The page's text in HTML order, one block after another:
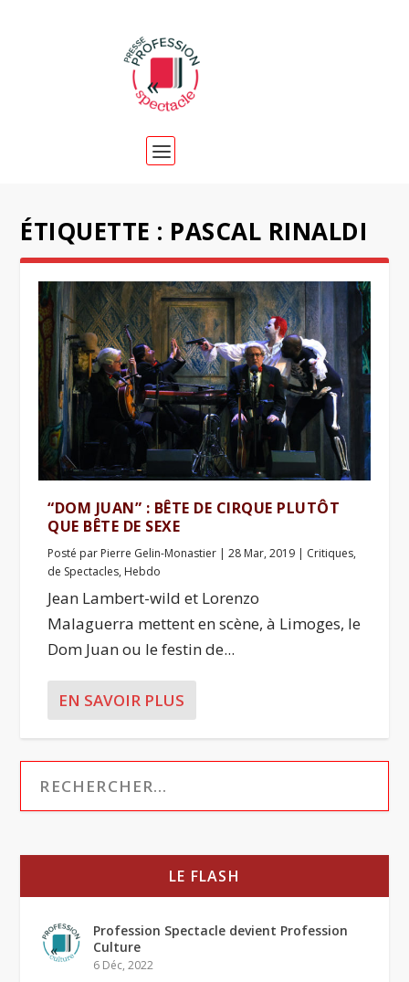
ÉTIQUETTE : PASCAL RINALDI
“DOM JUAN” : BÊTE DE CIRQUE PLUTÔT
QUE BÊTE DE SEXE
Posté par Pierre Gelin-Monastier |28 Mar, 2019 | Critiques,
de Spectacles, Hebdo
Jean Lambert-wild et Lorenzo
Malaguerra mettent en scène, à Limoges, le
Dom Juan ou le festin de...
EN SAVOIR PLUS
LE FLASH
Profession Spectacle devient Profession
Culture
6 Déc, 2022